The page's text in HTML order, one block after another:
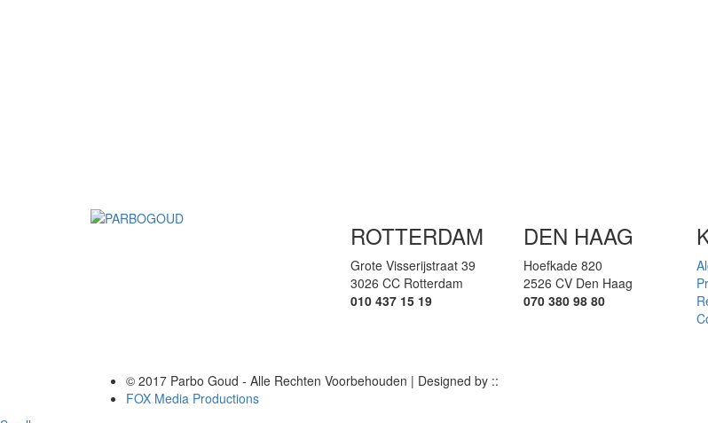
ROTTERDAM
Grote Visserijstraat 39
3026 CC Rotterdam
010 437 15 19
DEN HAAG
Hoefkade 820
2526 CV Den Haag
070 380 98 80
© 2017 Parbo Goud - Alle Rechten Voorbehouden | Designed by ::
FOX Media Productions